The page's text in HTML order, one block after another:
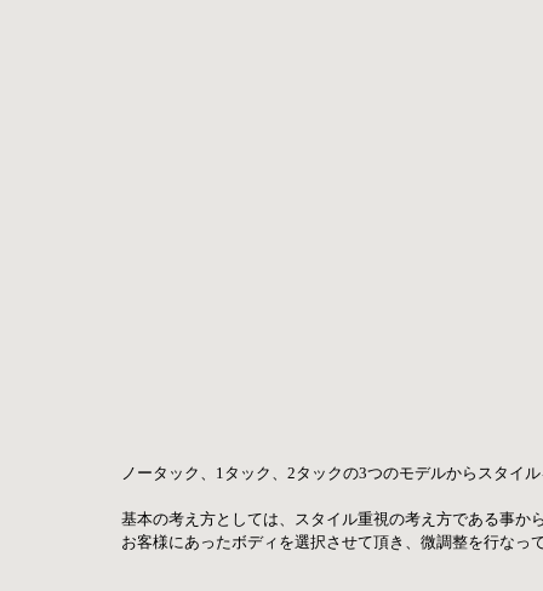
ノータック、1タック、2タックの3つのモデルからスタイ
基本の考え方としては、スタイル重視の考え方である事か
お客様にあったボディを選択させて頂き、微調整を行なっ